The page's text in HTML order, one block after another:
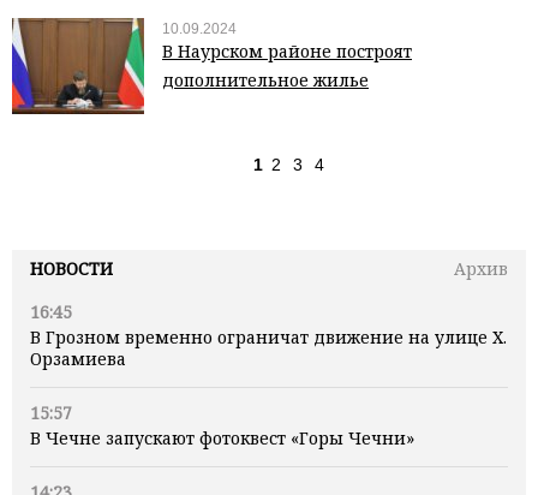
НОВОСТИ
Архив
16:45
В Грозном временно ограничат движение на улице Х.
Орзамиева
15:57
В Чечне запускают фотоквест «Горы Чечни»
10.09.2024
В Наурском районе построят
дополнительное жилье
1 2 3 4